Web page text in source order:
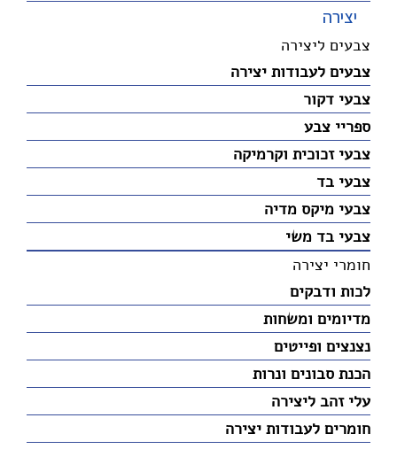
יצירה
צבעים ליצירה
צבעים לעבודות יצירה
צבעי דקור
ספריי צבע
צבעי זכוכית וקרמיקה
צבעי בד
צבעי מיקס מדיה
צבעי בד משי
חומרי יצירה
לכות ודבקים
מדיומים ומשחות
נצנצים ופייטים
הכנת סבונים ונרות
עלי זהב ליצירה
חומרים לעבודות יצירה